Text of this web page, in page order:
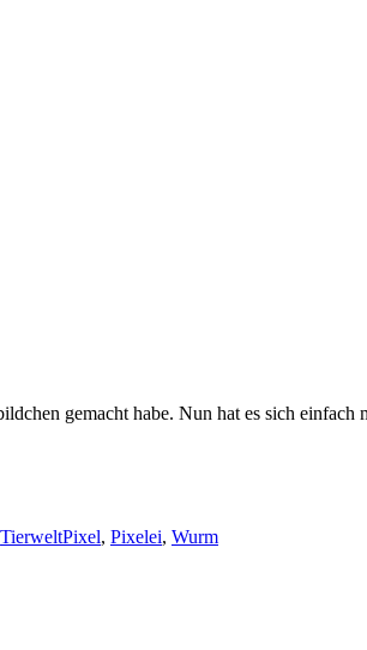
gemacht habe. Nun hat es sich einfach
TierweltPixel, Pixelei, Wurm